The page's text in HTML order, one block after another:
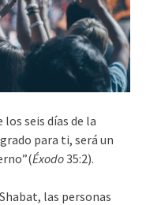
seis días de la
para ti, será un
Éxodo35:2).
las personas